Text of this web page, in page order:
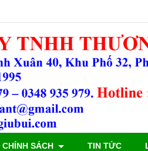
CHÍNH SÁCH TIN TỨC